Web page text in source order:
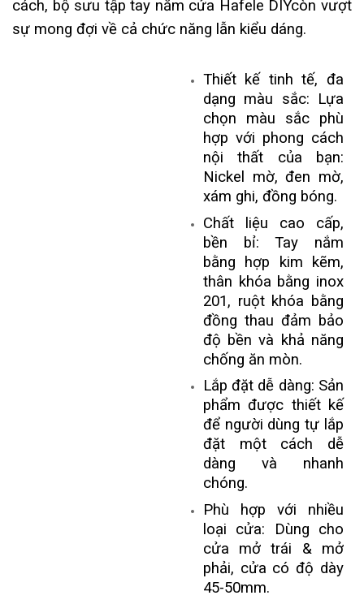
cách, bộ sưu tập tay nắm cửa Hafele DIYcòn vượt
sự mong đợi về cả chức năng lẫn kiểu dáng.
Thiết kế tinh tế, đa
dạng màu sắc: Lựa
chọn màu sắc phù
hợp với phong cách
nội thất của bạn:
Nickel mờ, đen mờ,
xám ghi, đồng bóng.
Chất liệu cao cấp,
bền bỉ: Tay nắm
bằng hợp kim kẽm,
thân khóa bằng inox
201, ruột khóa bằng
đồng thau đảm bảo
độ bền và khả năng
chống ăn mòn.
Lắp đặt dễ dàng: Sản
phẩm được thiết kế
để người dùng tự lắp
đặt một cách dễ
dàng và nhanh
chóng.
Phù hợp với nhiều
loại cửa: Dùng cho
cửa mở trái & mở
phải, cửa có độ dày
45-50mm.